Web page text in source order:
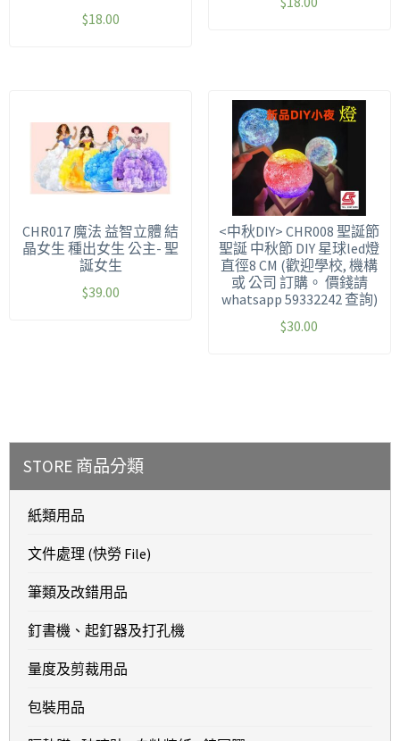
$18.00
CHR017 魔法 益智立體 結
晶女生 種出女生 公主- 聖
誕女生
$39.00
<中秋DIY> CHR008 聖誕節
聖誕 中秋節 DIY 星球led燈
直徑8 CM (歡迎學校, 機構
或 公司 訂購。 價錢請
whatsapp 59332242 查詢)
$30.00
STORE 商品分類
紙類用品
文件處理 (快勞 File)
筆類及改錯用品
釘書機、起釘器及打孔機
量度及剪裁用品
包裝用品